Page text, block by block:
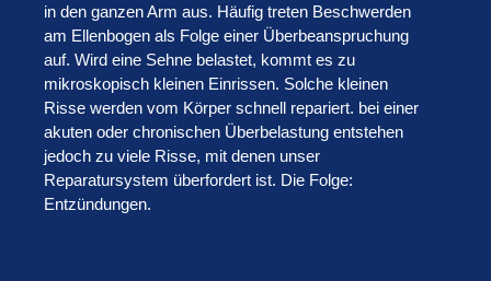
in den ganzen Arm aus. Häufig treten Beschwerden
am Ellenbogen als Folge einer Überbeanspruchung
auf. Wird eine Sehne belastet, kommt es zu
mikroskopisch kleinen Einrissen. Solche kleinen
Risse werden vom Körper schnell repariert. bei einer
akuten oder chronischen Überbelastung entstehen
jedoch zu viele Risse, mit denen unser
Reparatursystem überfordert ist. Die Folge:
Entzündungen.